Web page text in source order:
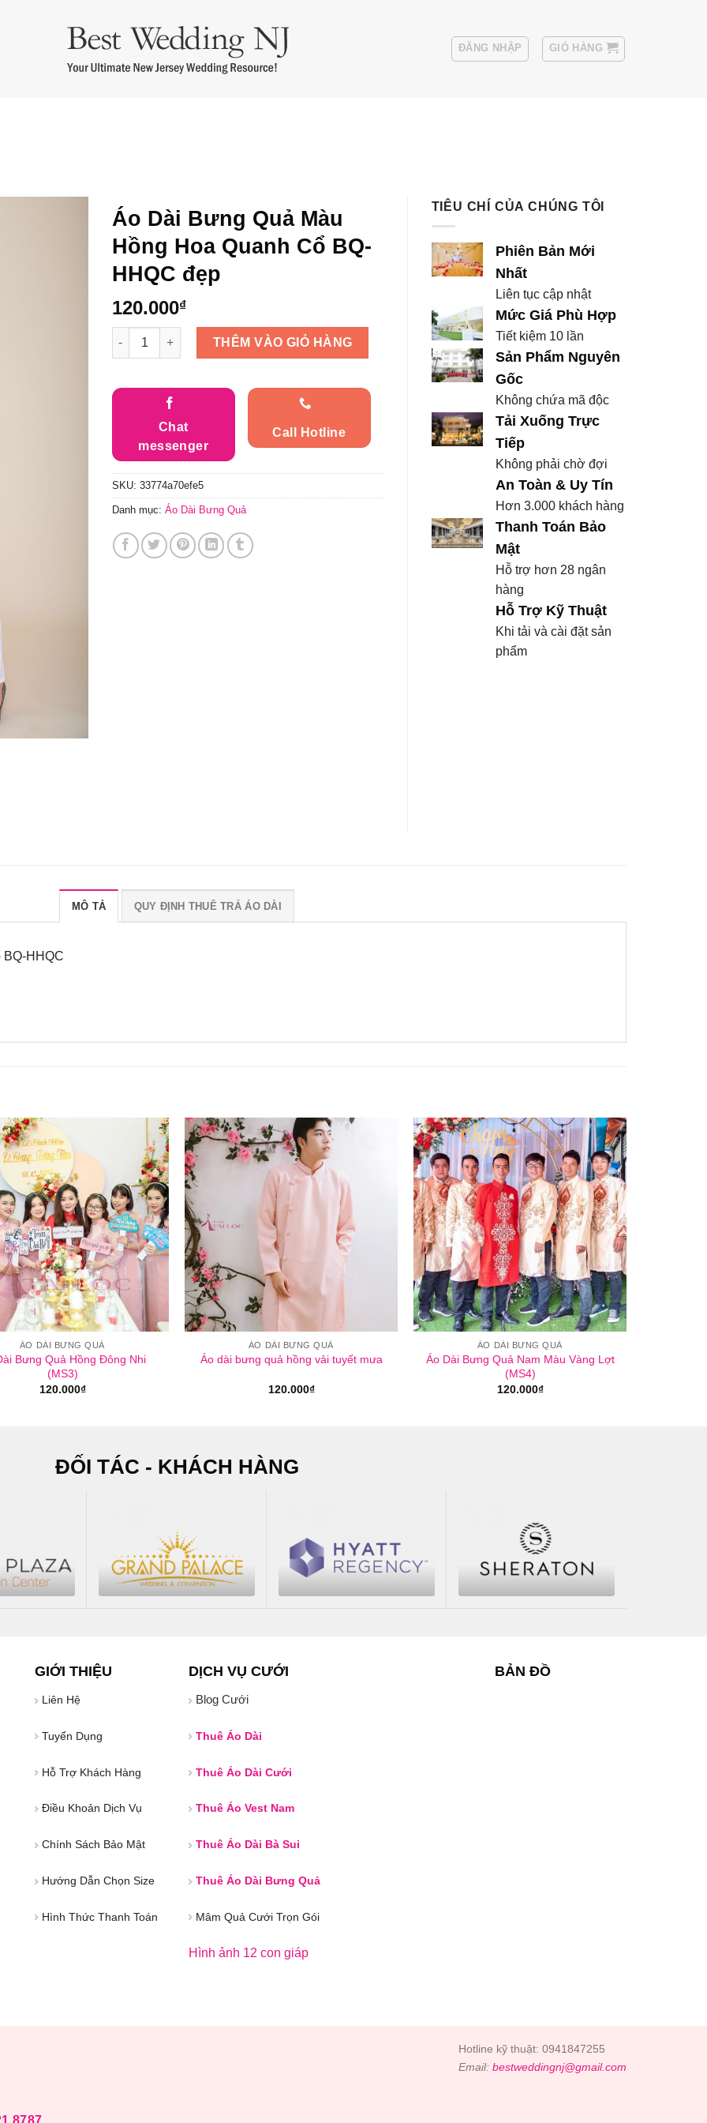
ĐĂNG NHẬP GIỎ HÀNG
Áo Dài Bưng Quả Màu
Hồng Hoa Quanh Cổ BQ-
HHQC đẹp
120.000₫
Áo Dài Bưng Quả Màu Hồng Hoa Quanh Cổ BQ-HHQC đẹp số lượng
THÊM VÀO GIỎ HÀNG
Chat
messenger
Call Hotline
SKU: 33774a70efe5
Danh mục: Áo Dài Bưng Quả
TIÊU CHÍ CỦA CHÚNG TÔI
Phiên Bản Mới
Nhất
Liên tục cập nhật
Mức Giá Phù Hợp
Tiết kiệm 10 lần
Sản Phẩm Nguyên
Gốc
Không chứa mã độc
Tải Xuống Trực
Tiếp
Không phải chờ đợi
An Toàn & Uy Tín
Hơn 3.000 khách hàng
Thanh Toán Bảo
Mật
Hỗ trợ hơn 28 ngân
hàng
Hỗ Trợ Kỹ Thuật
Khi tải và cài đặt sản
phẩm
MÔ TẢ QUY ĐỊNH THUÊ TRẢ ÁO DÀI
HHQC
ÁO DÀI BƯNG QUẢ
Bưng Quả Hồng Đông Nhi
(MS3)
120.000₫
ÁO DÀI BƯNG QUẢ
Áo dài bưng quả hồng vải tuyết mưa
120.000₫
ÁO DÀI BƯNG QUẢ
Áo Dài Bưng Quả Nam Màu Vàng Lợt
(MS4)
120.000₫
ĐỐI TÁC - KHÁCH HÀNG
GIỚI THIỆU
Liên Hệ
Tuyển Dụng
Hỗ Trợ Khách Hàng
Điều Khoản Dịch Vụ
Chính Sách Bảo Mật
Hướng Dẫn Chọn Size
Hình Thức Thanh Toán
DỊCH VỤ CƯỚI
Blog Cưới
Thuê Áo Dài
Thuê Áo Dài Cưới
Thuê Áo Vest Nam
Thuê Áo Dài Bà Sui
Thuê Áo Dài Bưng Quả
Mâm Quả Cưới Trọn Gói
Hình ảnh 12 con giáp
BẢN ĐỒ
Hotline kỹ thuật: 0941847255
Email: bestweddingnj@gmail.com